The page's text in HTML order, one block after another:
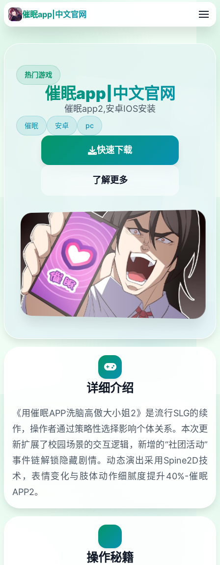
催眠app|中文官网
热门游戏
催眠app|中文官网
催眠app2,安卓IOS安装
催眠 安卓 pc
快速下载
了解更多
详细介绍
《用催眠APP洗脑高傲大小姐2》是流行SLG的续
作，操作者通过策略性选择影响个体关系。本次更
新扩展了校园场景的交互逻辑，新增的“社团活动”
事件链解锁隐藏剧情。动态演出采用Spine2D技
术，表情变化与肢体动作细腻度提升40%-催眠
APP2。
操作秘籍